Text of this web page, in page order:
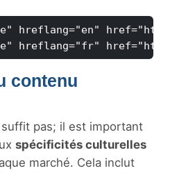
hreflang="en"
contenu
pas; il est important
spécificités culturelles
marché. Cela inclut